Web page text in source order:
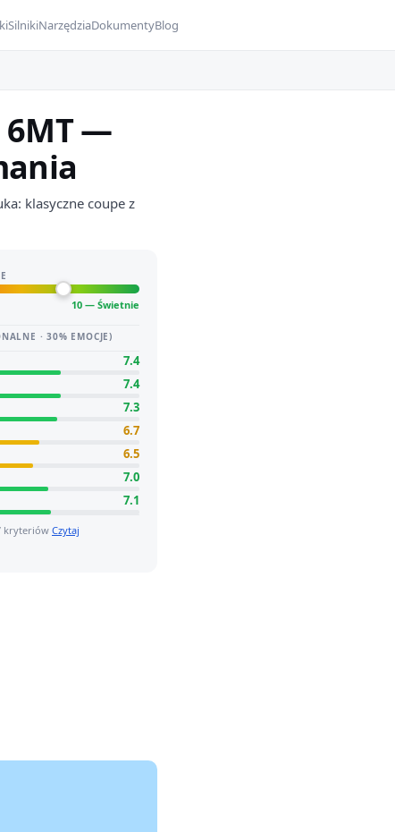
SilnikiNarzędziaDokumentyBlog
6MT —
klasyczne coupe z
10 — Świetnie
· 30% EMOCJE)
7.4
7.4
7.3
6.7
6.5
7.0
7.1
kryteriówCzytaj